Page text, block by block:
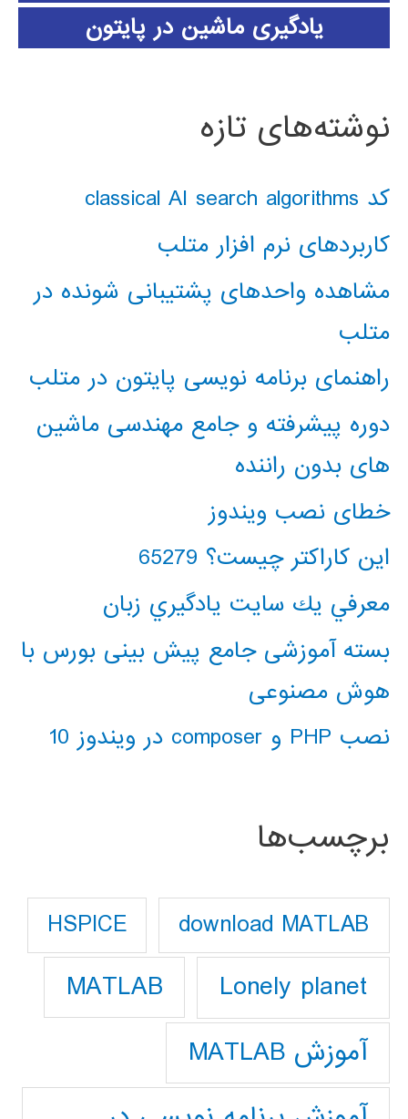
یادگیری ماشین در پایتون
نوشته‌های تازه
کد classical AI search algorithms
کاربردهای نرم افزار متلب
مشاهده واحدهای پشتیبانی شونده در
متلب
راهنمای برنامه نویسی پایتون در متلب
دوره پیشرفته و جامع مهندسی ماشین
های بدون راننده
خطای نصب ویندوز
این کاراکتر چیست؟ 65279
معرفي يك سايت يادگيري زبان
بسته آموزشی جامع پیش بینی بورس با
هوش مصنوعی
نصب PHP و composer در ویندوز 10
برچسب‌ها
download MATLAB
HSPICE
Lonely planet
MATLAB
آموزش MATLAB